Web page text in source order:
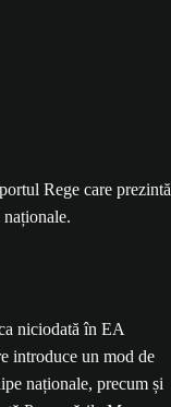
niciodată în EA
introduce un mod de
naționale, precum și